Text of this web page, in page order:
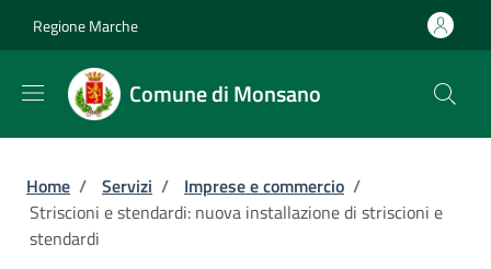
Regione Marche
Comune di Monsano
Briciole di pane
Home / Servizi / Imprese e commercio /
Striscioni e stendardi: nuova installazione di striscioni e
stendardi